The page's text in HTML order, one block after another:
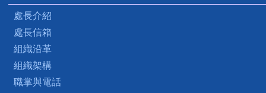
處長介紹
處長信箱
組織沿革
組織架構
職掌與電話